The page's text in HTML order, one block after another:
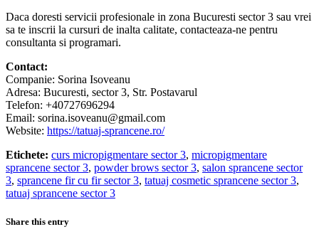
Daca doresti servicii profesionale in zona Bucuresti sector 3 sau vrei
sa te inscrii la cursuri de inalta calitate, contacteaza-ne pentru
consultanta si programari.
Contact:
Companie: Sorina Isoveanu
Adresa: Bucuresti, sector 3, Str. Postavarul
Telefon: +40727696294
Email: sorina.isoveanu@gmail.com
Website: https://tatuaj-sprancene.ro/
Etichete: curs micropigmentare sector 3, micropigmentare
sprancene sector 3, powder brows sector 3, salon sprancene sector
3, sprancene fir cu fir sector 3, tatuaj cosmetic sprancene sector 3,
tatuaj sprancene sector 3
Share this entry